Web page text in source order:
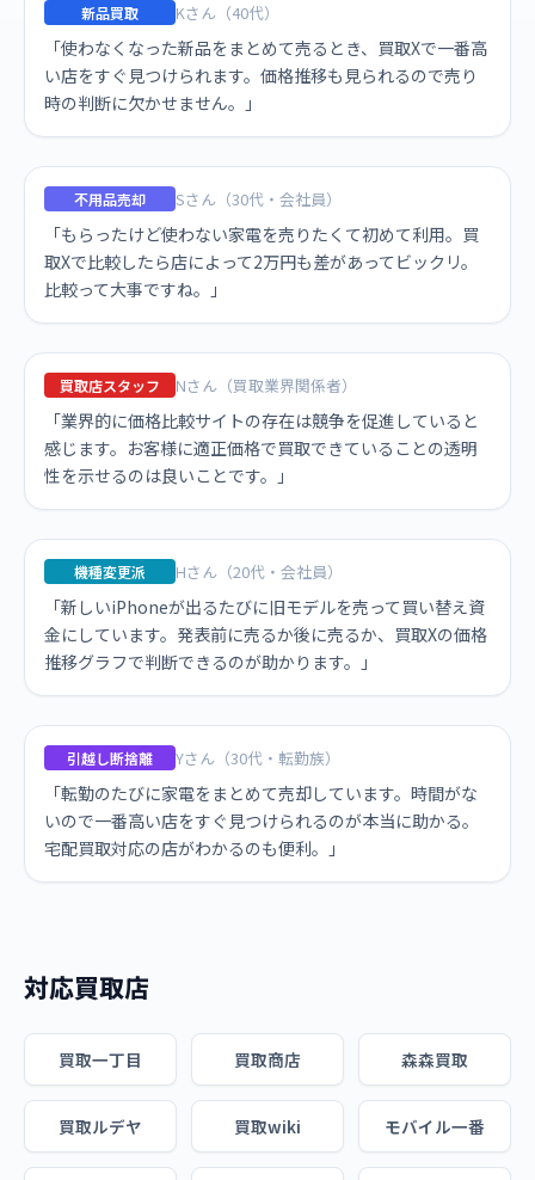
新品買取 Kさん（40代）
「使わなくなった新品をまとめて売るとき、買取Xで一番高
い店をすぐ見つけられます。価格推移も見られるので売り
時の判断に欠かせません。」
不用品売却 Sさん（30代・会社員）
「もらったけど使わない家電を売りたくて初めて利用。買
取Xで比較したら店によって2万円も差があってビックリ。
比較って大事ですね。」
買取店スタッフ Nさん（買取業界関係者）
「業界的に価格比較サイトの存在は競争を促進していると
感じます。お客様に適正価格で買取できていることの透明
性を示せるのは良いことです。」
機種変更派 Hさん（20代・会社員）
「新しいiPhoneが出るたびに旧モデルを売って買い替え資
金にしています。発表前に売るか後に売るか、買取Xの価格
推移グラフで判断できるのが助かります。」
引越し断捨離 Yさん（30代・転勤族）
「転勤のたびに家電をまとめて売却しています。時間がな
いので一番高い店をすぐ見つけられるのが本当に助かる。
宅配買取対応の店がわかるのも便利。」
対応買取店
買取一丁目 買取商店 森森買取
買取ルデヤ 買取wiki モバイル一番